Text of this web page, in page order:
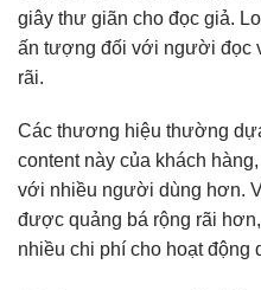
giây thư giãn cho đọc giả.
ấn tượng đối với người đọc
rãi.
Các thương hiệu thường
content này của khách
với nhiều người dùng hơn.
được quảng bá rộng rãi
nhiều chi phí cho hoạt động